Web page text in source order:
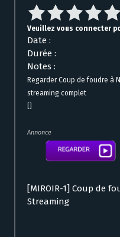
Veuillez vous connecter
Date :
Durée :
Notes :
Regarder Coup de foudre à
streaming complet
Annonce
[MIROIR-1] Coup de
Streaming